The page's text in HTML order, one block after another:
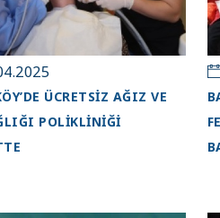
ÜCRETSİZ AĞIZ VE
POLİKLİNİĞİ